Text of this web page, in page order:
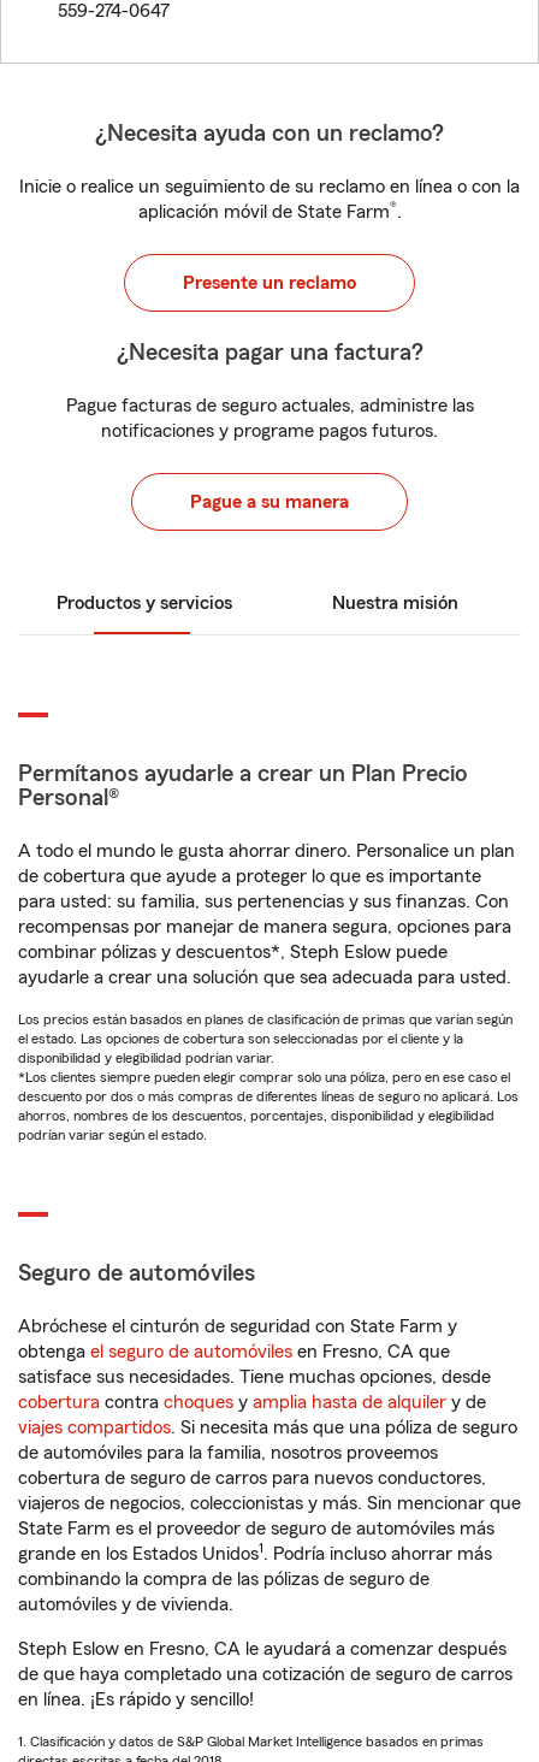
559-274-0647
¿Necesita ayuda con un reclamo?
Inicie o realice un seguimiento de su reclamo en línea o con la
aplicación móvil de State Farm®.
Presente un reclamo
¿Necesita pagar una factura?
Pague facturas de seguro actuales, administre las
notificaciones y programe pagos futuros.
Pague a su manera
Productos y servicios Nuestra misión
Permítanos ayudarle a crear un Plan Precio
Personal®
A todo el mundo le gusta ahorrar dinero. Personalice un plan
de cobertura que ayude a proteger lo que es importante
para usted: su familia, sus pertenencias y sus finanzas. Con
recompensas por manejar de manera segura, opciones para
combinar pólizas y descuentos*, Steph Eslow puede
ayudarle a crear una solución que sea adecuada para usted.
Los precios están basados en planes de clasificación de primas que varían según
el estado. Las opciones de cobertura son seleccionadas por el cliente y la
disponibilidad y elegibilidad podrían variar.
*Los clientes siempre pueden elegir comprar solo una póliza, pero en ese caso el
descuento por dos o más compras de diferentes líneas de seguro no aplicará. Los
ahorros, nombres de los descuentos, porcentajes, disponibilidad y elegibilidad
podrían variar según el estado.
Seguro de automóviles
Abróchese el cinturón de seguridad con State Farm y
obtenga el seguro de automóviles en Fresno, CA que
satisface sus necesidades. Tiene muchas opciones, desde
cobertura contra choques y amplia hasta de alquiler y de
viajes compartidos. Si necesita más que una póliza de seguro
de automóviles para la familia, nosotros proveemos
cobertura de seguro de carros para nuevos conductores,
viajeros de negocios, coleccionistas y más. Sin mencionar que
State Farm es el proveedor de seguro de automóviles más
grande en los Estados Unidos1. Podría incluso ahorrar más
combinando la compra de las pólizas de seguro de
automóviles y de vivienda.
Steph Eslow en Fresno, CA le ayudará a comenzar después
de que haya completado una cotización de seguro de carros
en línea. ¡Es rápido y sencillo!
1. Clasificación y datos de S&P Global Market Intelligence basados en primas